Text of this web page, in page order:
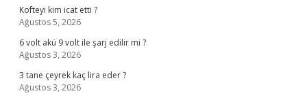
Kofteyi kim icat etti ?
Ağustos 5, 2026
6 volt akü 9 volt ile şarj edilir mi ?
Ağustos 3, 2026
3 tane çeyrek kaç lira eder ?
Ağustos 3, 2026